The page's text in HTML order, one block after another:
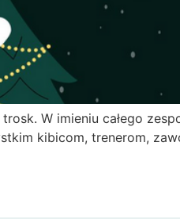
W imieniu całego
kibicom, trenerom,